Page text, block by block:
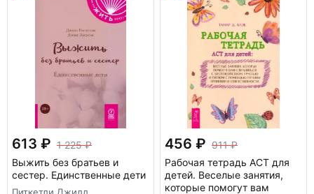
613
1 225
Выжить без братьев и
сестер. Единственные дети
456
911
Рабочая тетрадь ACT для
детей. Веселые занятия,
которые помогут вам